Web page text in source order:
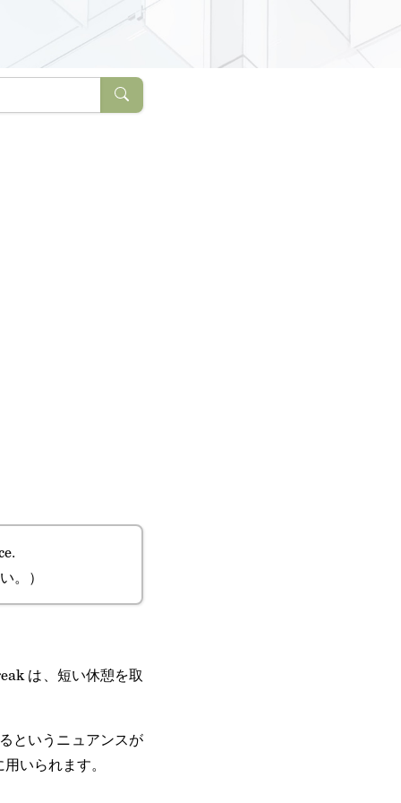
。）
は、短い休憩を取
というニュアンスが
いられます。